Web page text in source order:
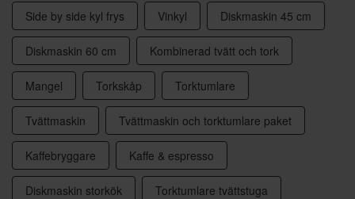
Side by side kyl frys Vinkyl Diskmaskin 45 cm
Diskmaskin 60 cm Kombinerad tvätt och tork
Mangel Torkskåp Torktumlare
Tvättmaskin Tvättmaskin och torktumlare paket
Kaffebryggare Kaffe & espresso
Diskmaskin storkök Torktumlare tvättstuga